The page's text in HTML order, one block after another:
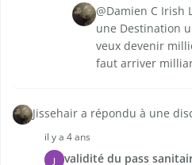
@Damien C Irish
une Destination
veux devenir
faut arriver
Jissehair a répondu à une
il y a 4 ans
J validité du pass